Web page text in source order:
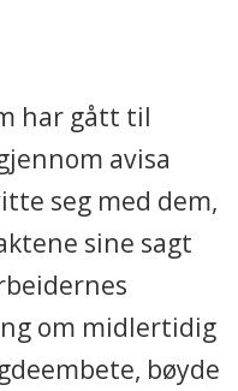
har gått til
avisa
seg med dem,
sine sagt
om midlertidig
bøyde